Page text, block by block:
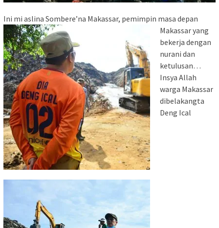
Ini mi aslina Sombere’na Makassar, pemimpin masa depan
Makassar yang
bekerja dengan
nurani dan
ketulusan…
Insya Allah
warga Makassar
dibelakangta
Deng Ical